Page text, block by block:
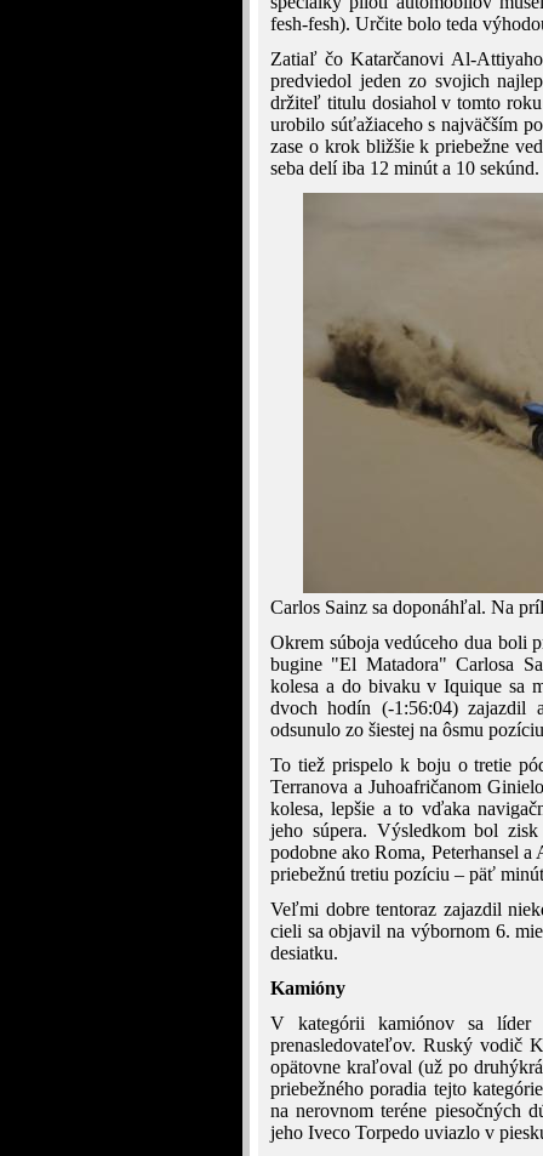
fesh-fesh). Určite bolo teda
Zatiaľ čo Katarčanovi Al-
predviedol jeden zo svojich
držiteľ titulu dosiahol v tomto
urobilo súťažiaceho s najväčším
zase o krok bližšie k priebežne
seba delí iba 12 minút a 10 sekúnd.
Carlos Sainz sa doponáhľal. Na
Okrem súboja vedúceho dua boli
bugine "El Matadora" Carlosa
kolesa a do bivaku v Iquique sa
dvoch hodín (-1:56:04) zajazdil
odsunulo zo šiestej na ôsmu
To tiež prispelo k boju o tretie
Terranova a Juhoafričanom
kolesa, lepšie a to vďaka
jeho súpera. Výsledkom bol
podobne ako Roma, Peterhansel
priebežnú tretiu pozíciu – päť
Veľmi dobre tentoraz zajazdil
cieli sa objavil na výbornom 6.
desiatku.
Kamióny
V kategórii kamiónov sa
prenasledovateľov. Ruský vodič
opätovne kraľoval (už po
priebežného poradia tejto
na nerovnom teréne piesočných
jeho Iveco Torpedo uviazlo v